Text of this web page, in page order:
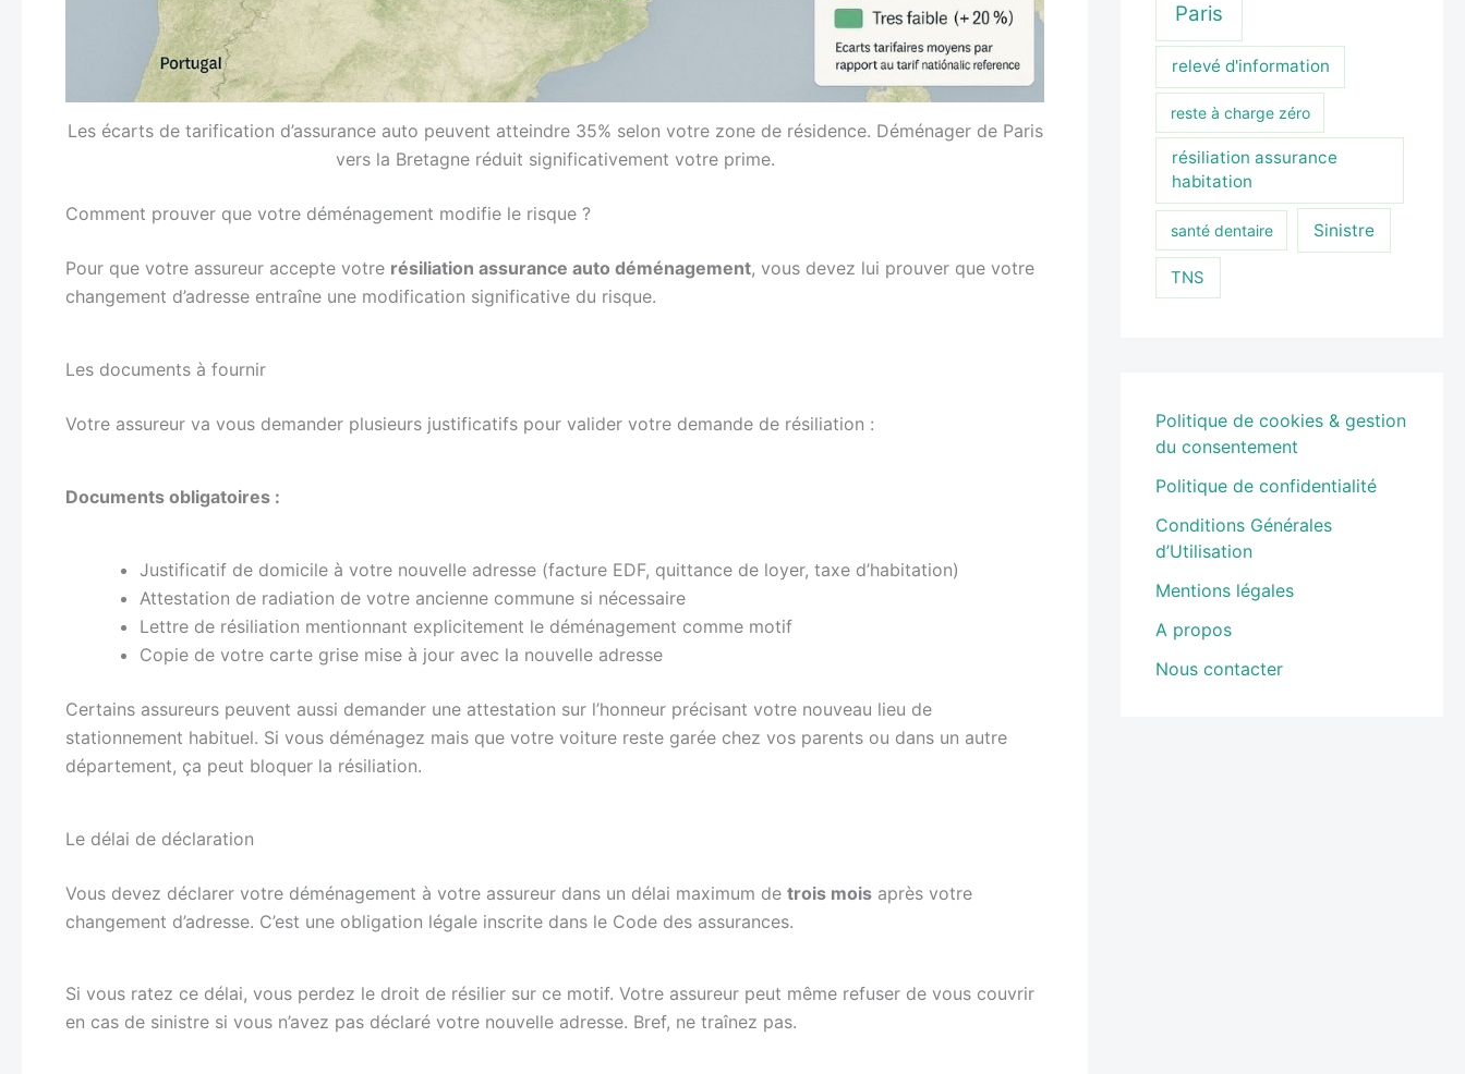
Les écarts de tarification d’assurance auto peuvent atteindre 35% selon votre zone de résidence. Déménager de Paris
vers la Bretagne réduit significativement votre prime.
Comment prouver que votre déménagement modifie le risque ?
Pour que votre assureur accepte votre résiliation assurance auto déménagement, vous devez lui prouver que votre
changement d’adresse entraîne une modification significative du risque.
Les documents à fournir
Votre assureur va vous demander plusieurs justificatifs pour valider votre demande de résiliation :
Documents obligatoires :
Justificatif de domicile à votre nouvelle adresse (facture EDF, quittance de loyer, taxe d’habitation)
Attestation de radiation de votre ancienne commune si nécessaire
Lettre de résiliation mentionnant explicitement le déménagement comme motif
Copie de votre carte grise mise à jour avec la nouvelle adresse
Certains assureurs peuvent aussi demander une attestation sur l’honneur précisant votre nouveau lieu de
stationnement habituel. Si vous déménagez mais que votre voiture reste garée chez vos parents ou dans un autre
département, ça peut bloquer la résiliation.
Le délai de déclaration
Vous devez déclarer votre déménagement à votre assureur dans un délai maximum de trois mois après votre
changement d’adresse. C’est une obligation légale inscrite dans le Code des assurances.
Si vous ratez ce délai, vous perdez le droit de résilier sur ce motif. Votre assureur peut même refuser de vous couvrir
en cas de sinistre si vous n’avez pas déclaré votre nouvelle adresse. Bref, ne traînez pas.
Paris
relevé d'information
reste à charge zéro
résiliation assurance
habitation
santé dentaire Sinistre
TNS
Politique de cookies & gestion
du consentement
Politique de confidentialité
Conditions Générales
d’Utilisation
Mentions légales
A propos
Nous contacter